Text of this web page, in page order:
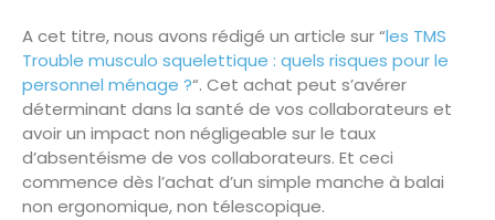
A cet titre, nous avons rédigé un article sur “les TMS
Trouble musculo squelettique : quels risques pour le
personnel ménage ?“. Cet achat peut s’avérer
déterminant dans la santé de vos collaborateurs et
avoir un impact non négligeable sur le taux
d’absentéisme de vos collaborateurs. Et ceci
commence dès l’achat d’un simple manche à balai
non ergonomique, non télescopique.